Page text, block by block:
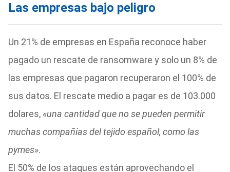
Las empresas bajo peligro
Un 21% de empresas en España reconoce haber
pagado un rescate de ransomware y solo un 8% de
las empresas que pagaron recuperaron el 100% de
sus datos. El rescate medio a pagar es de 103.000
dolares, «una cantidad que no se pueden permitir
muchas compañías del tejido español, como las
pymes».
El 50% de los ataques están aprovechando el